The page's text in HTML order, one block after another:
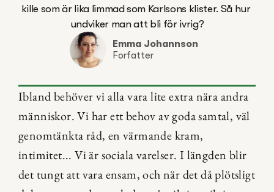
kille som är lika limmad som Karlsons klister. Så hur
undviker man att bli för ivrig?
Emma Johannson
Forfatter
Ibland behöver vi alla vara lite extra nära andra
människor. Vi har ett behov av goda samtal, väl
genomtänkta råd, en värmande kram,
intimitet... Vi är sociala varelser. I längden blir
det tungt att vara ensam, och när det då plötsligt